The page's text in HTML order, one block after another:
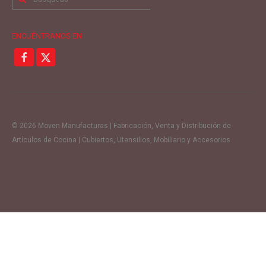
ENCUÉNTRANOS EN
© 2026 Moven Manufacturas | Fabricación, Venta y Distribución de
Artículos de Cocina | Cubiertos, Utensilios, Mobiliario y Accesorios